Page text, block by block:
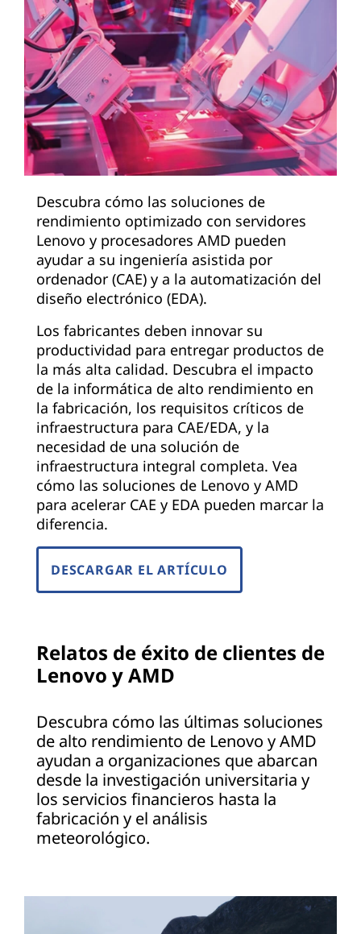
Descubra cómo las soluciones de
rendimiento optimizado con servidores
Lenovo y procesadores AMD pueden
ayudar a su ingeniería asistida por
ordenador (CAE) y a la automatización del
diseño electrónico (EDA).
Los fabricantes deben innovar su
productividad para entregar productos de
la más alta calidad. Descubra el impacto
de la informática de alto rendimiento en
la fabricación, los requisitos críticos de
infraestructura para CAE/EDA, y la
necesidad de una solución de
infraestructura integral completa. Vea
cómo las soluciones de Lenovo y AMD
para acelerar CAE y EDA pueden marcar la
diferencia.
DESCARGAR EL ARTÍCULO
Relatos de éxito de clientes de
Lenovo y AMD
Descubra cómo las últimas soluciones
de alto rendimiento de Lenovo y AMD
ayudan a organizaciones que abarcan
desde la investigación universitaria y
los servicios financieros hasta la
fabricación y el análisis
meteorológico.